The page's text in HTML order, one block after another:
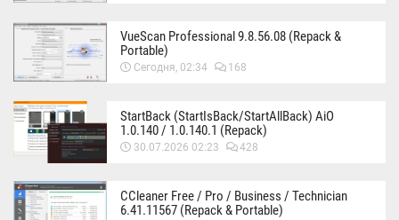
VueScan Professional 9.8.56.08 (Repack &
Portable)
Сегодня, 02:34 168
StartBack (StartIsBack/StartAllBack) AiO
1.0.140 / 1.0.140.1 (Repack)
30.07.2026 02:23 428
CCleaner Free / Pro / Business / Technician
6.41.11567 (Repack & Portable)